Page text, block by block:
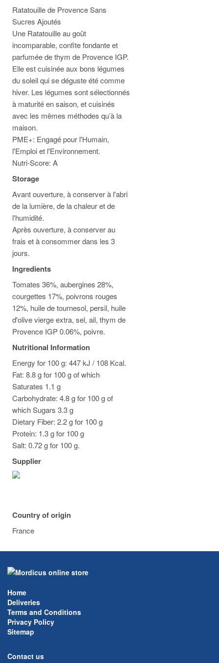
Ratatouille de Provence Sans
Sucres Ajoutés
Une Ratatouille au goût
incomparable, confite fondante et
parfumée de thym de Provence IGP.
Elle est cuisinée aux bons légumes
du soleil qui se déguste été comme
hiver. Les légumes sont sélectionnés
à maturité en saison, et cuisinés
avec les mêmes méthodes qu’à la
maison.
PME+: Engagé pour l'Humain,
l'Emploi et l'Environnement.
Nutri-Score: A
Storage
Avant ouverture, à conserver à l'abri
de la lumière, de la chaleur et de
l'humidité.
Après ouverture, à conserver au
frais et à consommer dans les 3
jours.
Ingredients
Tomates 36%, aubergines 28%,
courgettes 17%, poivrons rouges
12%, huile de tournesol, persil, huile
d'olive vierge extra, sel, ail, thym de
Provence IGP 0.06%, poivre.
Nutritional Information
Energy for 100 g: 447 kJ / 108 Kcal.
Fat: 8.8 g for 100 g of which
Saturates 1.1 g
Carbohydrate: 4.8 g for 100 g of
which Sugars 3.3 g
Dietary Fiber: 2.2 g for 100 g
Protein: 1.3 g for 100 g
Salt: 0.72 g for 100 g.
Supplier
Country of origin
France
Home
Deliveries
Terms and Conditions
Privacy Policy
Sitemap
Contact us